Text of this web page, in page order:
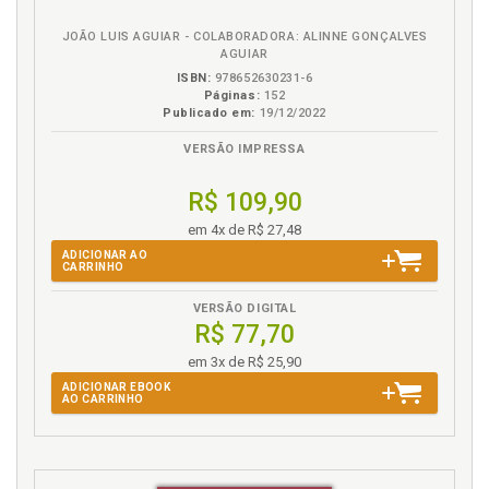
Fraude. Base para a pesquisa econometrizada de
indícios de fraudes e/ou irregularidades contábeis,
Fraude. Questão das fraudes à luz da teoria da
essência sobre, p. 41
Função da existência do axioma contábil nessa
Fundamentação Ontológica do Fundo de Comércio -
Goodwill. Fundamentação Ontológica do Fundo de
Comércio - Goodwill, p. 145
H
Hermenêutica. Crime de hermenêutica e os erros de
cognição, p. 48
JOÃO LUIS AGUIAR - COLABORADORA: ALINNE GONÇALVES
AGUIAR
ISBN: 978652630231-6
Páginas: 152
Publicado em: 19/12/2022
VERSÃO IMPRESSA
R$ 109,90
em 4x de R$ 27,48
ADICIONAR AO
CARRINHO
VERSÃO DIGITAL
R$ 77,70
em 3x de R$ 25,90
ADICIONAR EBOOK
AO CARRINHO